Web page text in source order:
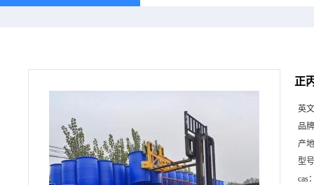
正
英
品
产
型
cas